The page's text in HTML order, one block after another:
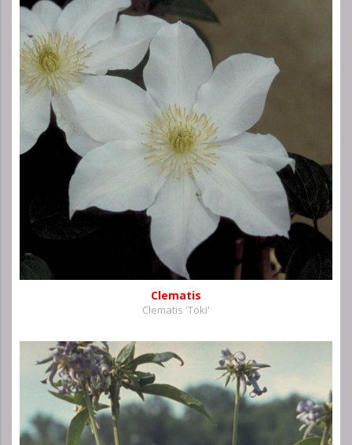
Clematis
Clematis 'Toki'